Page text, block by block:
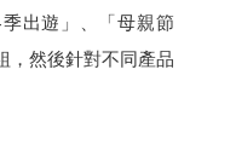
出遊」、「母親節
，然後針對不同產品